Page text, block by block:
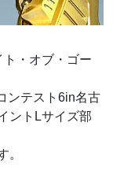
・オブ・ゴー
ンテスト6in名古
ントLサイズ部
。